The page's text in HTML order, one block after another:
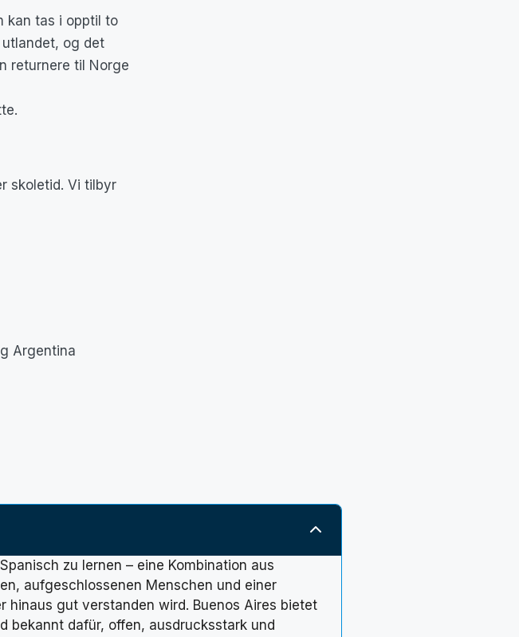
kan tas i opptil to
og det
returnere til Norge
skoletid. Vi tilbyr
Argentina
zu lernen – eine Kombination aus
aufgeschlossenen Menschen und einer
hinaus gut verstanden wird. Buenos Aires bietet
bekannt dafür, offen, ausdrucksstark und